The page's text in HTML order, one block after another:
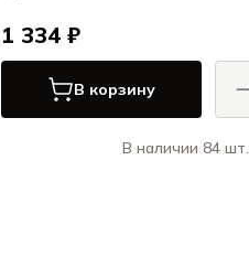
1 334 ₽
В корзину
В наличии 84 шт.